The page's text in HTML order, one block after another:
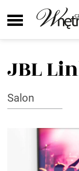
JBL
Salon